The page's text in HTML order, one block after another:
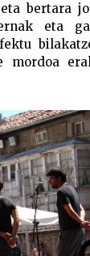
bertara
eta
mordoa